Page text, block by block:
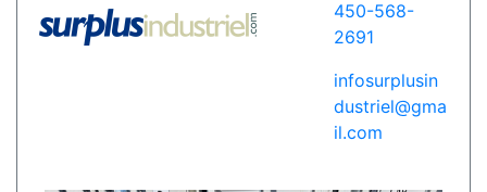
450-568-
2691
infosurplusin
dustriel@gma
il.com